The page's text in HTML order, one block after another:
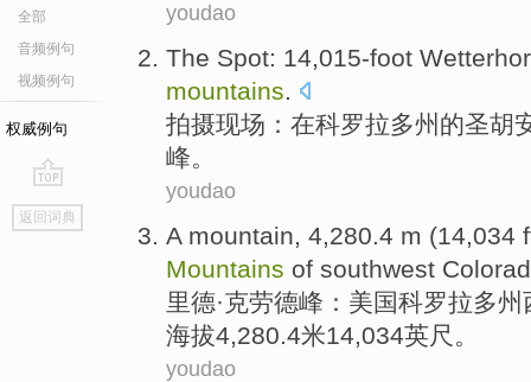
全部
音频例句
视频例句
权威例句
go
top
返回词典
youdao
The Spot: 14,015-foot
mountains.
拍摄现场 ： 在科罗拉多州 的圣胡
峰。
youdao
A mountain , 4,280 .4 m (14,034
Mountains of southwest
里德·克劳德峰： 美国科罗拉多州
海拔4,280 .4米14,034英尺 。
youdao